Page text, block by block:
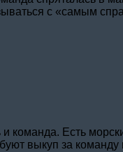
с «самым
Есть
выкуп за команду